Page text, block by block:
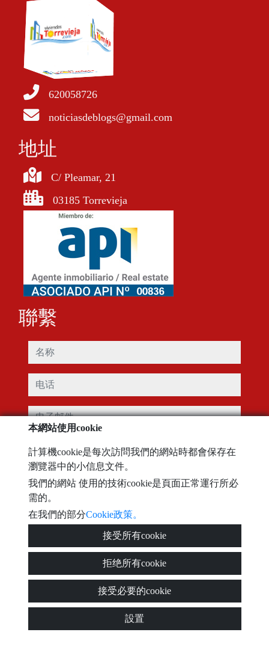
620058726
noticiasdeblogs@gmail.com
地址
C/ Pleamar, 21
03185 Torrevieja
聯繫
名称
电话
电子邮件
我已阅读并接受使用条款隐私政策
信息
发送
本網站使用cookie
計算機cookie是每次訪問我們的網站時都會保存在
瀏覽器中的小信息文件。
我們的網站 使用的技術cookie是頁面正常運行所必
需的。
在我們的部分Cookie政策。
接受所有cookie
拒绝所有cookie
接受必要的cookie
設置